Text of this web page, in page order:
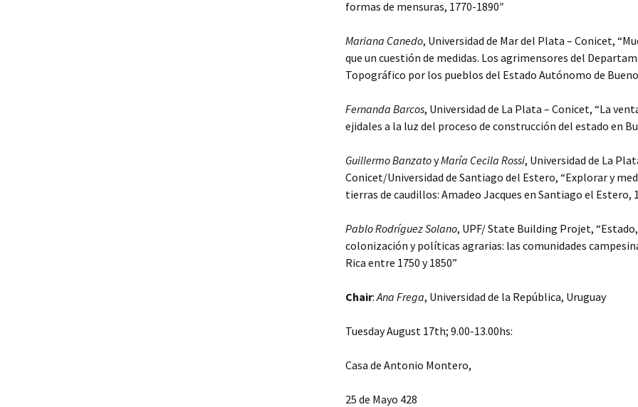
CONSTRUCCIÓN
ESTATAL, QUITO,
ECUADOR
MERCADERES Y
FRONTERA SUD-
MONTEVIDEO, 1806-1860
CONSTRUCCIÓN
ESTATAL EN CHILE.
HACIENDA PÚBLICA Y
LATIN AMERICAN
BUREAUCRACY AND THE
STATE BUILDING
PROCESS (1780-1860)
SERVE THE POWER (S),
SERVE THE STATE.
AMERICA AND EURASIA
CONSTRUCCIÓN DEL
LAS FUERZAS DE
CONSTRUCCIÓN DEL
ESTADO: AMÉRICA
formas de mensuras, 1770-1890″
Mariana Canedo, Universidad de Mar del Plata – Conicet,
que un cuestión de medidas. Los agrimensores del
Topográfico por los pueblos del Estado Autónomo de
Fernanda Barcos, Universidad de La Plata – Conicet, “La
ejidales a la luz del proceso de construcción del estado en
Guillermo BanzatoyMaría Cecila Rossi, Universidad de La
Conicet/Universidad de Santiago del Estero, “Explorar y
tierras de caudillos: Amadeo Jacques en Santiago el Estero,
Pablo Rodríguez Solano, UPF/ State Building Projet, “Estado,
colonización y políticas agrarias: las comunidades
Rica entre 1750 y 1850”
Chair:Ana Frega, Universidad de la República, Uruguay
Tuesday August 17th; 9.00-13.00hs:
Casa de Antonio Montero,
25 de Mayo 428